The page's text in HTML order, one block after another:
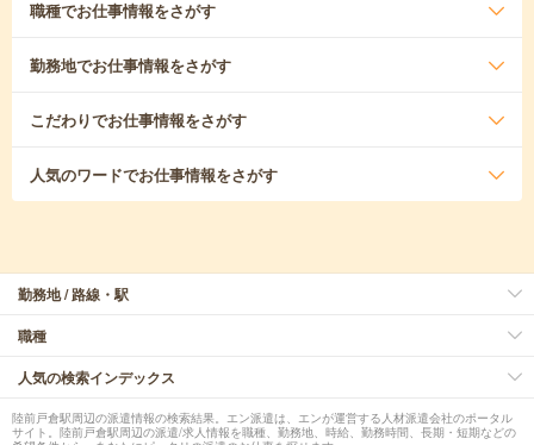
職種でお仕事情報をさがす
勤務地でお仕事情報をさがす
こだわりでお仕事情報をさがす
人気のワードでお仕事情報をさがす
勤務地 / 路線・駅
職種
人気の検索インデックス
陸前戸倉駅周辺の派遣情報の検索結果。エン派遣は、エンが運営する人材派遣会社のポータル
サイト。陸前戸倉駅周辺の派遣/求人情報を職種、勤務地、時給、勤務時間、長期・短期などの